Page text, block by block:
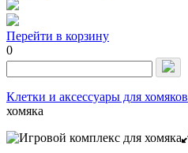
Перейти в корзину
0
Запрос
для
поиска:
Клетки и аксессуары для хомяков
хомяка